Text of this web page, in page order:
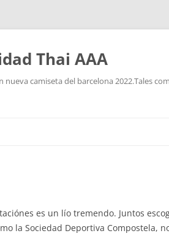
Thai AAA
camiseta del barcelona 2022.Tales
es un lío tremendo. Juntos
la Sociedad Deportiva Compostela,